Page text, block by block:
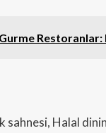
Restoranlar:
sahnesi, Halal